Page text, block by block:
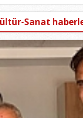
Sanat